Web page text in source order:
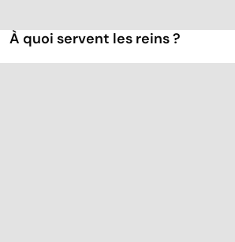
À quoi servent les reins ?